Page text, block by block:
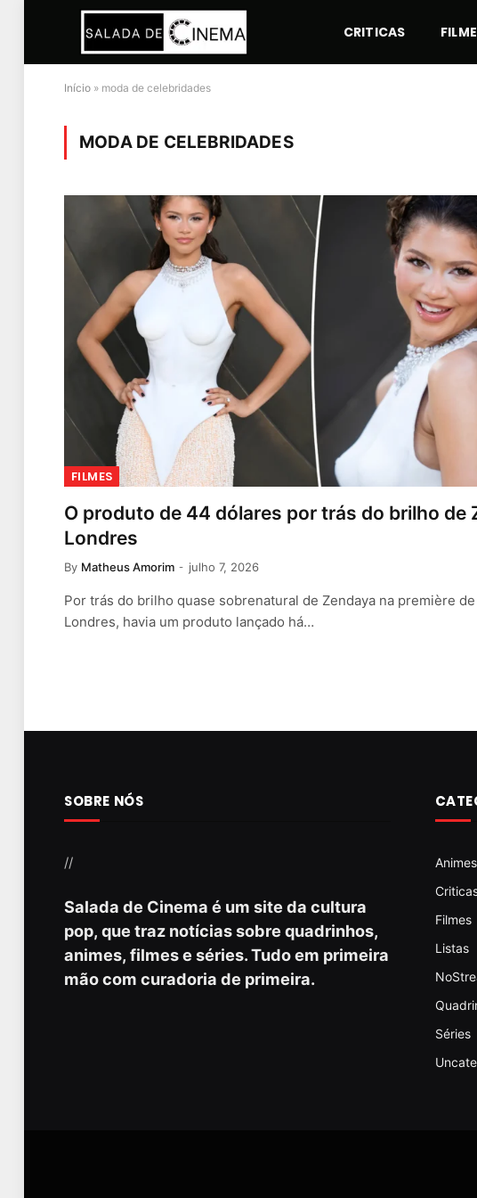
CRITICAS
Início » moda de celebridades
MODA DE CELEBRIDADES
FILMES
O produto de 44 dólares por trás do brilho de
Londres
By Matheus Amorim julho 7, 2026
Por trás do brilho quase sobrenatural de Zendaya na première
Londres, havia um produto lançado há…
SOBRE NÓS
//
Salada de Cinema é um site da cultura
pop, que traz notícias sobre quadrinhos,
animes, filmes e séries. Tudo em primeira
mão com curadoria de primeira.
Animes
Filmes
Listas
Séries